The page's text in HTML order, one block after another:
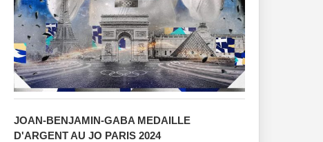
JOAN-BENJAMIN-GABA MEDAILLE
D'ARGENT AU JO PARIS 2024